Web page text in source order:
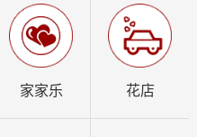
家家乐 花店